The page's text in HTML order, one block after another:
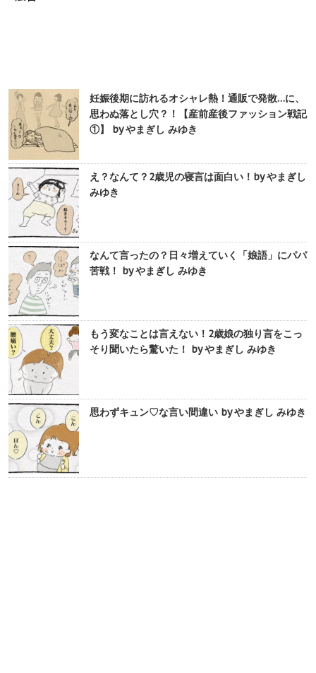
妊娠後期に訪れるオシャレ熱！通販で発散…に、
思わぬ落とし穴？！【産前産後ファッション戦記
①】 by やまぎし みゆき
え？なんて？2歳児の寝言は面白い！by やまぎし
みゆき
なんて言ったの？日々増えていく「娘語」にパパ
苦戦！ by やまぎし みゆき
もう変なことは言えない！2歳娘の独り言をこっ
そり聞いたら驚いた！ by やまぎし みゆき
思わずキュン♡な言い間違い by やまぎし みゆき